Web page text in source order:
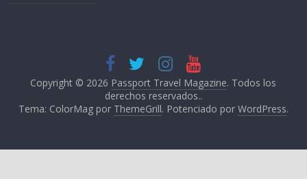
Copyright © 2026 Passport Travel Magazine. Todos los
derechos reservados..
Tema: ColorMag por ThemeGrill. Potenciado por WordPress.